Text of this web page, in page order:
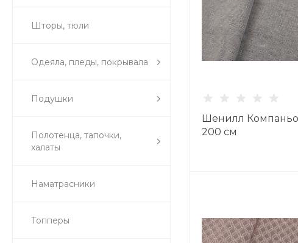
Шторы, тюли
Одеяла, пледы, покрывала
Подушки
Полотенца, тапочки,
халаты
Наматрасники
Топперы
Шенилл
200 см